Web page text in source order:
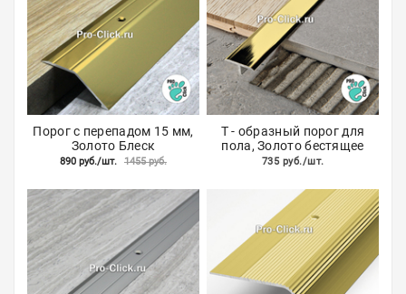
Порог с перепадом 15 мм,
Золото Блеск
890 руб./шт. 1455 руб.
Т - образный порог для
пола, Золото бестящее
735 руб./шт.